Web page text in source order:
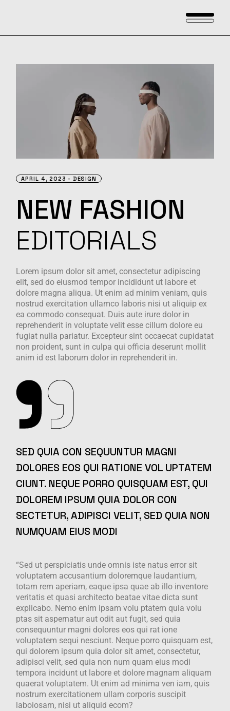
APRIL 4, 2023 DESIGN
NEW FASHION
EDITORIALS
Lorem ipsum dolor sit amet, consectetur adipiscing
elit, sed do eiusmod tempor incididunt ut labore et
dolore magna aliqua. Ut enim ad minim veniam, quis
nostrud exercitation ullamco laboris nisi ut aliquip ex
ea commodo consequat. Duis aute irure dolor in
reprehenderit in voluptate velit esse cillum dolore eu
fugiat nulla pariatur. Excepteur sint occaecat cupidatat
non proident, sunt in culpa qui officia deserunt mollit
anim id est laborum dolor in reprehenderit in.
SED QUIA CON SEQUUNTUR MAGNI
DOLORES EOS QUI RATIONE VOL UPTATEM
CIUNT. NEQUE PORRO QUISQUAM EST, QUI
DOLOREM IPSUM QUIA DOLOR CON
SECTETUR, ADIPISCI VELIT, SED QUIA NON
NUMQUAM EIUS MODI
“Sed ut perspiciatis unde omnis iste natus error sit
voluptatem accusantium doloremque laudantium,
totam rem aperiam, eaque ipsa quae ab illo inventore
veritatis et quasi architecto beatae vitae dicta sunt
explicabo. Nemo enim ipsam volu ptatem quia volu
ptas sit aspernatur aut odit aut fugit, sed quia
consequuntur magni dolores eos qui rat ione
voluptatem sequi nesciunt. Neque porro quisquam est,
qui dolorem ipsum quia dolor sit amet, consectetur,
adipisci velit, sed quia non num quam eius modi
tempora incidunt ut labore et dolore magnam aliquam
quaerat voluptatem. Ut enim ad minima ven iam, quis
nostrum exercitationem ullam corporis suscipit
laboiosam, nisi ut aliquid ecom?